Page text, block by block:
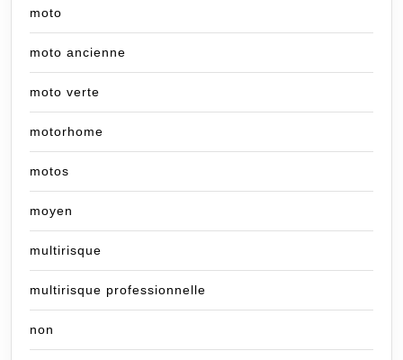
moto
moto ancienne
moto verte
motorhome
motos
moyen
multirisque
multirisque professionnelle
non